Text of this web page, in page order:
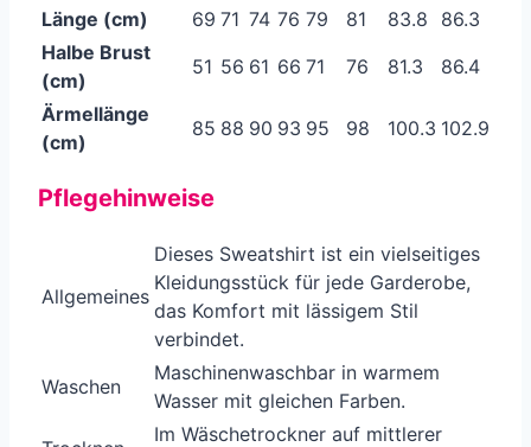
Länge (cm)
69 71 74 76 79 81 83.8
86.3
Halbe Brust
(cm)
51 56 61 66 71 76 81.3
86.4
Ärmellänge
(cm)
85 88 90 93 95 98 100.3 102.9
Pflegehinweise
Allgemeines
Dieses Sweatshirt ist ein vielseitiges
Kleidungsstück für jede Garderobe,
das Komfort mit lässigem Stil
verbindet.
Waschen
Maschinenwaschbar in warmem
Wasser mit gleichen Farben.
Im Wäschetrockner auf mittlerer